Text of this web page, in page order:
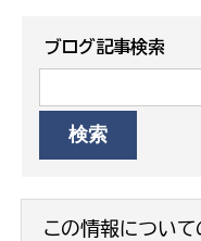
ブログ記事検索
この情報について